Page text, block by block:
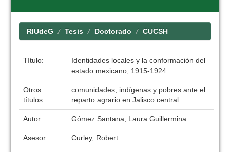
RIUdeG Tesis Doctorado CUCSH
Título:
Identidades locales y la conformación del
estado mexicano, 1915-1924
Otros
títulos:
comunidades, indígenas y pobres ante el
reparto agrario en Jalisco central
Autor: Gómez Santana, Laura Guillermina
Asesor: Curley, Robert